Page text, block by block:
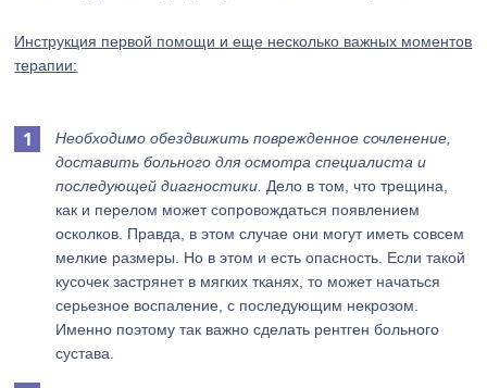
Инструкция первой помощи и еще несколько важных моментов
терапии:
Необходимо обездвижить поврежденное сочленение,
доставить больного для осмотра специалиста и
последующей диагностики. Дело в том, что трещина,
как и перелом может сопровождаться появлением
осколков. Правда, в этом случае они могут иметь совсем
мелкие размеры. Но в этом и есть опасность. Если такой
кусочек застрянет в мягких тканях, то может начаться
серьезное воспаление, с последующим некрозом.
Именно поэтому так важно сделать рентген больного
сустава.